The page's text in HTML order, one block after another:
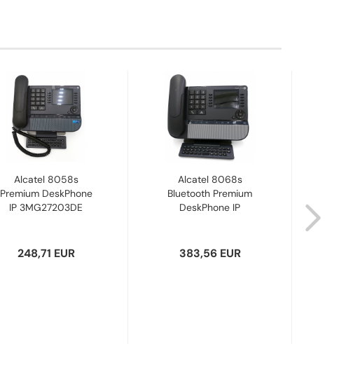
Alcatel 8058s
Premium DeskPhone
IP 3MG27203DE
248,71 EUR
Alcatel 8068s
Bluetooth Premium
DeskPhone IP
383,56 EUR